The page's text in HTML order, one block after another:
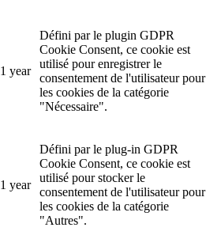
1 year
Défini par le plugin GDPR
Cookie Consent, ce cookie est
utilisé pour enregistrer le
consentement de l'utilisateur pour
les cookies de la catégorie
"Nécessaire".
1 year
Défini par le plug-in GDPR
Cookie Consent, ce cookie est
utilisé pour stocker le
consentement de l'utilisateur pour
les cookies de la catégorie
"Autres".